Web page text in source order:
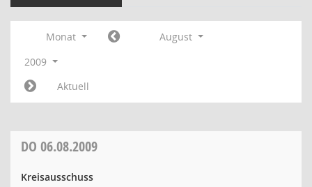
Monat
August
2009
Aktuell
DO 06.08.2009
Kreisausschuss